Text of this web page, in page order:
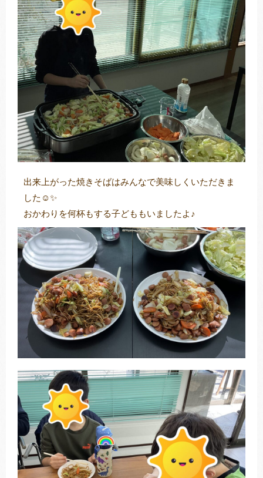
出来上がった焼きそばはみんなで美味しくいただきま
した☺✨
おかわりを何杯もする子どももいましたよ♪